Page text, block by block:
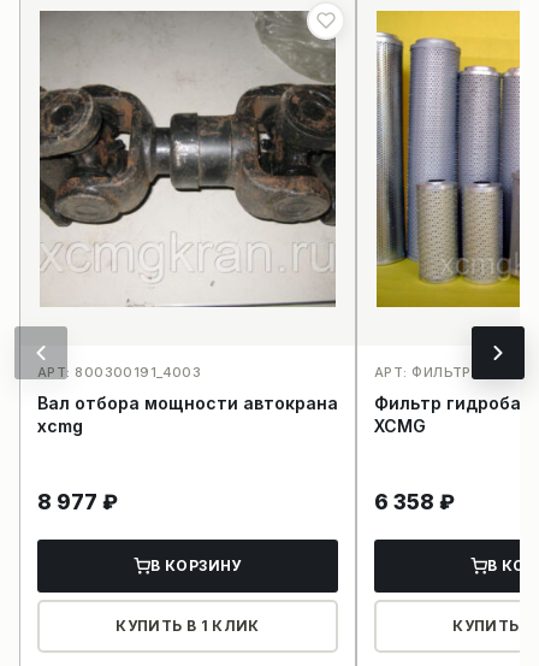
АРТ: 800300191_4003
Вал отбора мощности автокрана
xcmg
8 977 ₽
В КОРЗИНУ
КУПИТЬ В 1 КЛИК
АРТ: ФИЛЬТР
Фильтр
XCMG
6 358 ₽
В
КУПИТЬ В